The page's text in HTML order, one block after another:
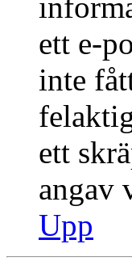
ett e-
inte
ett
angav
Upp